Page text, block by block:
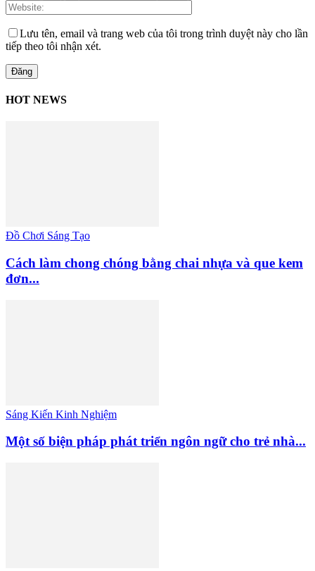
Lưu tên, email và trang web của tôi trong trình duyệt này cho lần
tiếp theo tôi nhận xét.
HOT NEWS
Đồ Chơi Sáng Tạo
Cách làm chong chóng bằng chai nhựa và que kem
đơn...
Sáng Kiến Kinh Nghiệm
Một số biện pháp phát triển ngôn ngữ cho trẻ nhà...